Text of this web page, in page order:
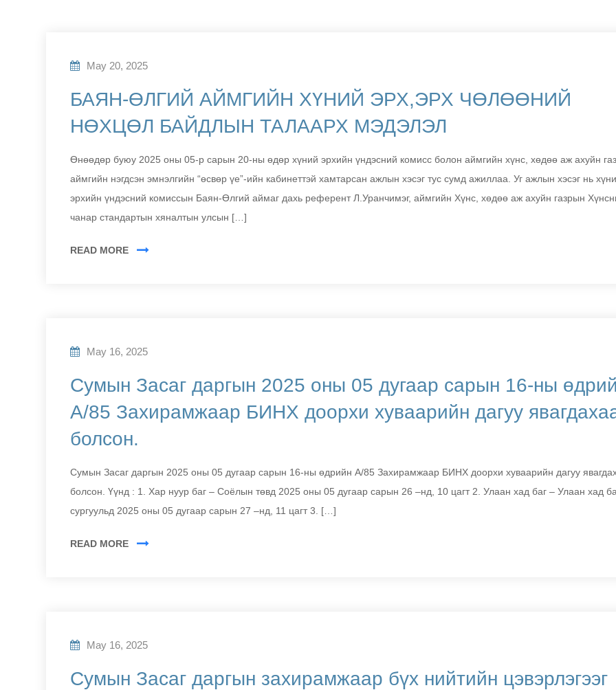
May 20, 2025
БАЯН-ӨЛГИЙ АЙМГИЙН ХҮНИЙ ЭРХ,ЭРХ ЧӨЛӨӨНИЙ
НӨХЦӨЛ БАЙДЛЫН ТАЛААРХ МЭДЭЛЭЛ
Өнөөдөр буюу 2025 оны 05-р сарын 20-ны өдөр хүний эрхийн үндэсний комисс болон аймгийн хүнс, хөдөө аж ахуйн
аймгийн нэгдсэн эмнэлгийн “өсвөр үе”-ийн кабинеттэй хамтарсан ажлын хэсэг тус сумд ажиллаа. Уг ажлын хэсэг нь
эрхийн үндэсний комиссын Баян-Өлгий аймаг дахь референт Л.Уранчимэг, аймгийн Хүнс, хөдөө аж ахуйн газрын
чанар стандартын хяналтын улсын […]
READ MORE
May 16, 2025
Сумын Засаг даргын 2025 оны 05 дугаар сарын 16-ны
А/85 Захирамжаар БИНХ доорхи хуваарийн дагуу
болсон.
Сумын Засаг даргын 2025 оны 05 дугаар сарын 16-ны өдрийн А/85 Захирамжаар БИНХ доорхи хуваарийн дагуу
болсон. Үүнд : 1. Хар нуур баг – Соёлын төвд 2025 оны 05 дугаар сарын 26 –нд, 10 цагт 2. Улаан хад баг – Улаан хад
сургуульд 2025 оны 05 дугаар сарын 27 –нд, 11 цагт 3. […]
READ MORE
May 16, 2025
Сумын Засаг даргын захирамжаар бүх нийтийн цэвэрлэгээг